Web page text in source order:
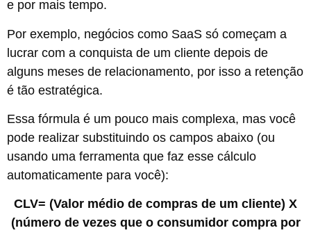
e por mais tempo.
Por exemplo, negócios como SaaS só começam a
lucrar com a conquista de um cliente depois de
alguns meses de relacionamento, por isso a retenção
é tão estratégica.
Essa fórmula é um pouco mais complexa, mas você
pode realizar substituindo os campos abaixo (ou
usando uma ferramenta que faz esse cálculo
automaticamente para você):
CLV= (Valor médio de compras de um cliente) X
(número de vezes que o consumidor compra por